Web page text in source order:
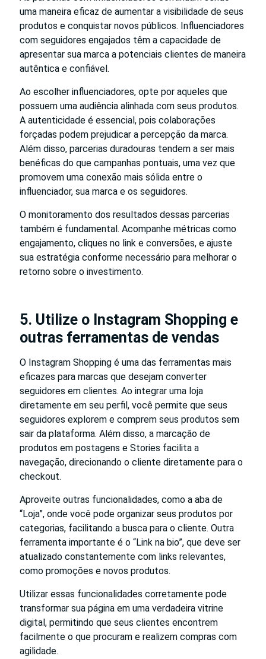
uma maneira eficaz de aumentar a visibilidade de seus
produtos e conquistar novos públicos. Influenciadores
com seguidores engajados têm a capacidade de
apresentar sua marca a potenciais clientes de maneira
autêntica e confiável.
Ao escolher influenciadores, opte por aqueles que
possuem uma audiência alinhada com seus produtos.
A autenticidade é essencial, pois colaborações
forçadas podem prejudicar a percepção da marca.
Além disso, parcerias duradouras tendem a ser mais
benéficas do que campanhas pontuais, uma vez que
promovem uma conexão mais sólida entre o
influenciador, sua marca e os seguidores.
O monitoramento dos resultados dessas parcerias
também é fundamental. Acompanhe métricas como
engajamento, cliques no link e conversões, e ajuste
sua estratégia conforme necessário para melhorar o
retorno sobre o investimento.
5. Utilize o Instagram Shopping e
outras ferramentas de vendas
O Instagram Shopping é uma das ferramentas mais
eficazes para marcas que desejam converter
seguidores em clientes. Ao integrar uma loja
diretamente em seu perfil, você permite que seus
seguidores explorem e comprem seus produtos sem
sair da plataforma. Além disso, a marcação de
produtos em postagens e Stories facilita a
navegação, direcionando o cliente diretamente para o
checkout.
Aproveite outras funcionalidades, como a aba de
“Loja”, onde você pode organizar seus produtos por
categorias, facilitando a busca para o cliente. Outra
ferramenta importante é o “Link na bio”, que deve ser
atualizado constantemente com links relevantes,
como promoções e novos produtos.
Utilizar essas funcionalidades corretamente pode
transformar sua página em uma verdadeira vitrine
digital, permitindo que seus clientes encontrem
facilmente o que procuram e realizem compras com
agilidade.